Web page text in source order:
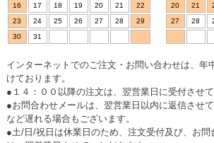
16
17 18 19 20 21
22
23
24 25 26 27 28
29
30
31
20
21
27
28
インターネットでのご注文・お問い合わせは、年
けております。
●１４：００以降の注文は、翌営業日に受付させて
●お問合わせメールは、翌営業日以内に返信させ
など遅れる場合もございます。
●土/日/祝日は休業日のため、注文受付及び、お